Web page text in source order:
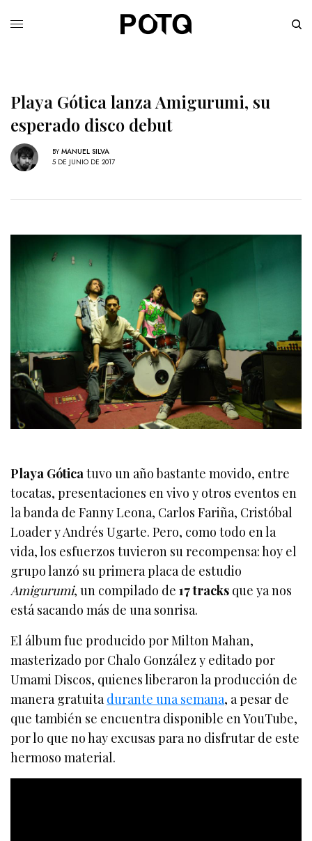
Playa Gótica lanza Amigurumi, su
esperado disco debut
BY MANUEL SILVA
5 DE JUNIO DE 2017
Playa Gótica tuvo un año bastante movido, entre
tocatas, presentaciones en vivo y otros eventos en
la banda de Fanny Leona, Carlos Fariña, Cristóbal
Loader y Andrés Ugarte. Pero, como todo en la
vida, los esfuerzos tuvieron su recompensa: hoy el
grupo lanzó su primera placa de estudio
Amigurumi, un compilado de17 tracks que ya nos
está sacando más de una sonrisa.
El álbum fue producido por Milton Mahan,
masterizado por Chalo González y editado por
Umami Discos, quienes liberaron la producción de
manera gratuita durante una semana, a pesar de
que también se encuentra disponible en YouTube,
por lo que no hay excusas para no disfrutar de este
hermoso material.